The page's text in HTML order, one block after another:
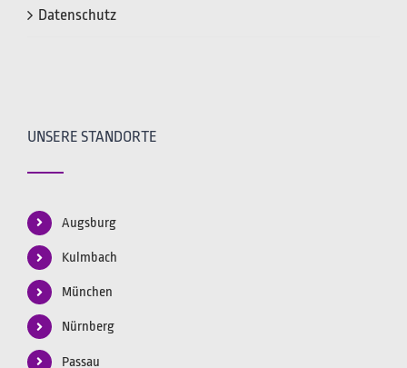
Datenschutz
UNSERE STANDORTE
Augsburg
Kulmbach
München
Nürnberg
Passau